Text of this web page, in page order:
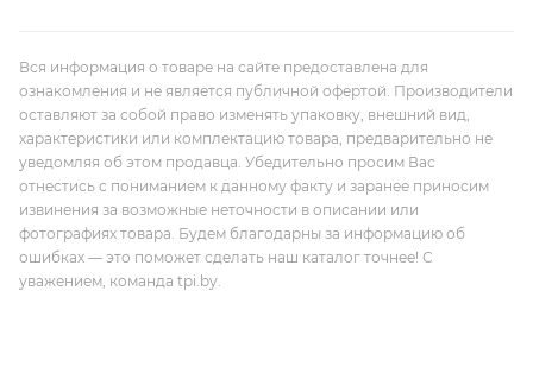
Вся информация о товаре на сайте предоставлена для
ознакомления и не является публичной офертой. Производители
оставляют за собой право изменять упаковку, внешний вид,
характеристики или комплектацию товара, предварительно не
уведомляя об этом продавца. Убедительно просим Вас
отнестись с пониманием к данному факту и заранее приносим
извинения за возможные неточности в описании или
фотографиях товара. Будем благодарны за информацию об
ошибках — это поможет сделать наш каталог точнее! С
уважением, команда tpi.by.